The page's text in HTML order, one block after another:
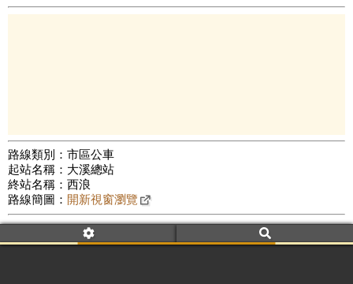
路線類別：市區公車
起站名稱：大溪總站
終站名稱：西浪
路線簡圖： 開新視窗瀏覽
附屬名稱：5109A
車頭描述：大溪
西浪(經羅浮)[繞駛霞雲里及小烏來]
公車數量: 累計343、上線213